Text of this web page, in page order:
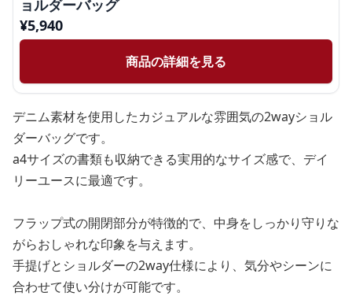
ョルダーバッグ
¥5,940
商品の詳細を見る
デニム素材を使用したカジュアルな雰囲気の2wayショル
ダーバッグです。
a4サイズの書類も収納できる実用的なサイズ感で、デイ
リーユースに最適です。
フラップ式の開閉部分が特徴的で、中身をしっかり守りな
がらおしゃれな印象を与えます。
手提げとショルダーの2way仕様により、気分やシーンに
合わせて使い分けが可能です。